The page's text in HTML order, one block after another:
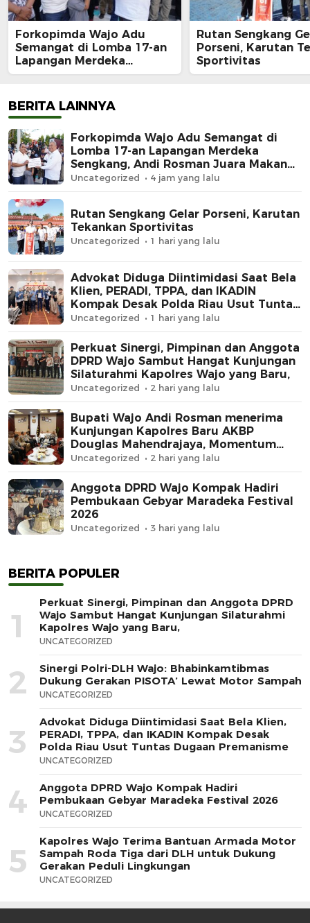
Forkopimda Wajo Adu
Semangat di Lomba 17-an
Lapangan Merdeka
Sengkang, Andi Rosman
Rutan Sengkang
Porseni, Karutan
Sportivitas
BERITA LAINNYA
Forkopimda Wajo Adu Semangat di
Lomba 17-an Lapangan Merdeka
Sengkang, Andi Rosman Juara Makan
Krupuk
Uncategorized 4 jam yang lalu
Rutan Sengkang Gelar Porseni, Karutan
Tekankan Sportivitas
Uncategorized 1 hari yang lalu
Advokat Diduga Diintimidasi Saat Bela
Klien, PERADI, TPPA, dan IKADIN
Kompak Desak Polda Riau Usut Tuntas
Dugaan Premanisme
Uncategorized 1 hari yang lalu
Perkuat Sinergi, Pimpinan dan Anggota
DPRD Wajo Sambut Hangat Kunjungan
Silaturahmi Kapolres Wajo yang Baru,
Uncategorized 2 hari yang lalu
Bupati Wajo Andi Rosman menerima
Kunjungan Kapolres Baru AKBP
Douglas Mahendrajaya, Momentum
Memperkuat Sinergi
Uncategorized 2 hari yang lalu
Anggota DPRD Wajo Kompak Hadiri
Pembukaan Gebyar Maradeka Festival
2026
Uncategorized 3 hari yang lalu
BERITA POPULER
1
Perkuat Sinergi, Pimpinan dan Anggota DPRD
Wajo Sambut Hangat Kunjungan Silaturahmi
Kapolres Wajo yang Baru,
UNCATEGORIZED
2
Sinergi Polri-DLH Wajo: Bhabinkamtibmas
Dukung Gerakan PISOTA’ Lewat Motor Sampah
UNCATEGORIZED
3
Advokat Diduga Diintimidasi Saat Bela Klien,
PERADI, TPPA, dan IKADIN Kompak Desak
Polda Riau Usut Tuntas Dugaan Premanisme
UNCATEGORIZED
4
Anggota DPRD Wajo Kompak Hadiri
Pembukaan Gebyar Maradeka Festival 2026
UNCATEGORIZED
5
Kapolres Wajo Terima Bantuan Armada Motor
Sampah Roda Tiga dari DLH untuk Dukung
Gerakan Peduli Lingkungan
UNCATEGORIZED